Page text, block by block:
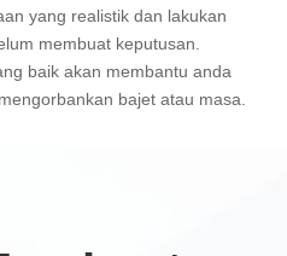
yang realistik dan lakukan
membuat keputusan.
baik akan membantu anda
bajet atau masa.